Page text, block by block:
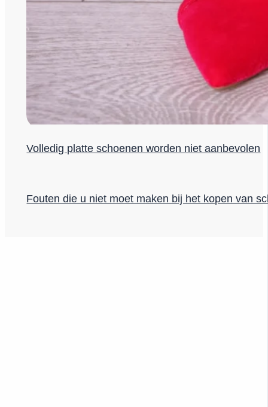
Volledig platte schoenen worden niet aanbevolen
Fouten die u niet moet maken bij het kopen van